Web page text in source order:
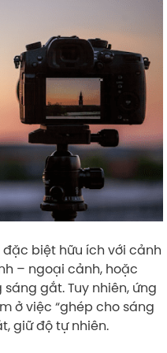
đặc biệt hữu ích với cảnh
– ngoại cảnh, hoặc
gắt. Tuy nhiên, ứng
ở việc “ghép cho sáng
giữ độ tự nhiên.